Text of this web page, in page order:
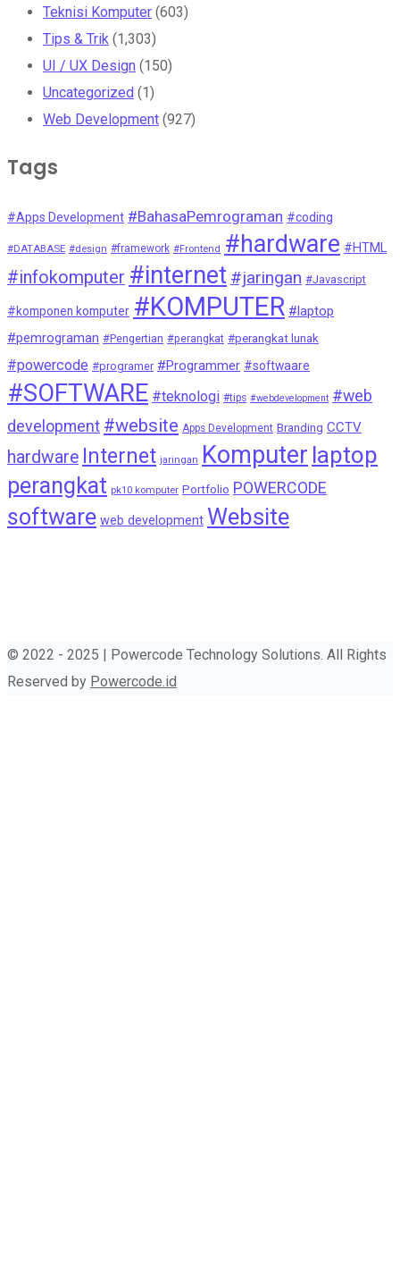
Teknisi Komputer (603)
Tips & Trik (1,303)
UI / UX Design (150)
Uncategorized (1)
Web Development (927)
Tags
#Apps Development #BahasaPemrograman #coding
#DATABASE #design #framework #Frontend #hardware #HTML
#infokomputer #internet #jaringan #Javascript
#komponen komputer #KOMPUTER #laptop
#pemrograman #Pengertian #perangkat #perangkat lunak
#powercode #programer #Programmer #softwaare
#SOFTWARE #teknologi #tips #webdevelopment #web
development #website Apps Development Branding CCTV
hardware Internet jaringan Komputer laptop
perangkat pk10 komputer Portfolio POWERCODE
software web development Website
© 2022 - 2025 | Powercode Technology Solutions. All Rights
Reserved by Powercode.id